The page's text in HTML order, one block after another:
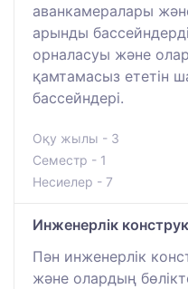
аванкамералары
арынды
орналасуы және
қамтамасыз ететін
бассейндері.
Оқу жылы - 3
Семестр - 1
Несиелер - 7
Инженерлік
Пән инженерлік
және олардың